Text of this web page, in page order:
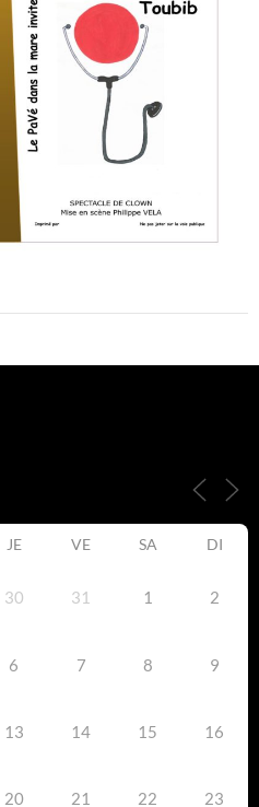
JE VE SA DI
30 31 1 2
6 7 8 9
13 14 15 16
20 21 22 23